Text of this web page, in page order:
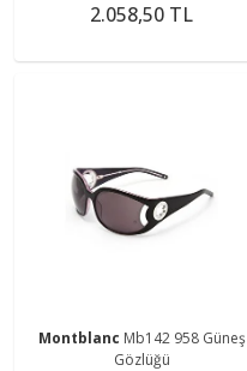
2.058,50 TL
Montblanc Mb142 958 Güneş
Gözlüğü